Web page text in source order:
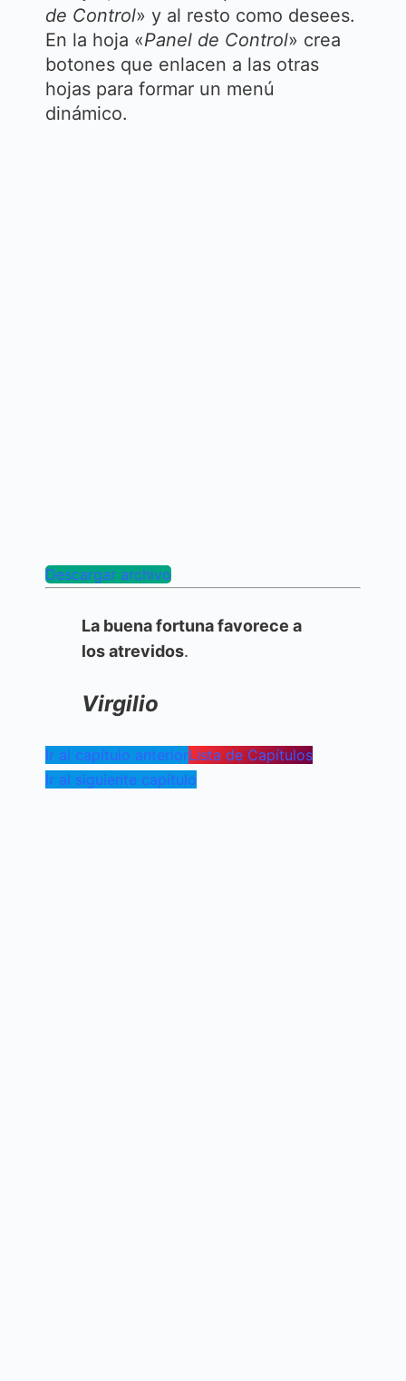
de Control» y al resto como desees.
En la hoja «Panel de Control» crea
botones que enlacen a las otras
hojas para formar un menú
dinámico.
Descargar archivo
La buena fortuna favorece a
los atrevidos.
Virgilio
Ir al capítulo anteriorLista de Capítulos
Ir al siguiente capítulo